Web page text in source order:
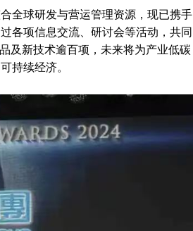
全球研发与营运管理资源，现已携手
各项信息交流、研讨会等活动，共同
及新技术逾百项，未来将为产业低碳
持续经济。